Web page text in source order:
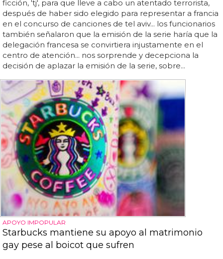
ficción, 'tj', para que lleve a cabo un atentado terrorista,
después de haber sido elegido para representar a francia
en el concurso de canciones de tel aviv... los funcionarios
también señalaron que la emisión de la serie haría que la
delegación francesa se convirtiera injustamente en el
centro de atención... nos sorprende y decepciona la
decisión de aplazar la emisión de la serie, sobre...
APOYO IMPOPULAR
Starbucks mantiene su apoyo al matrimonio
gay pese al boicot que sufren